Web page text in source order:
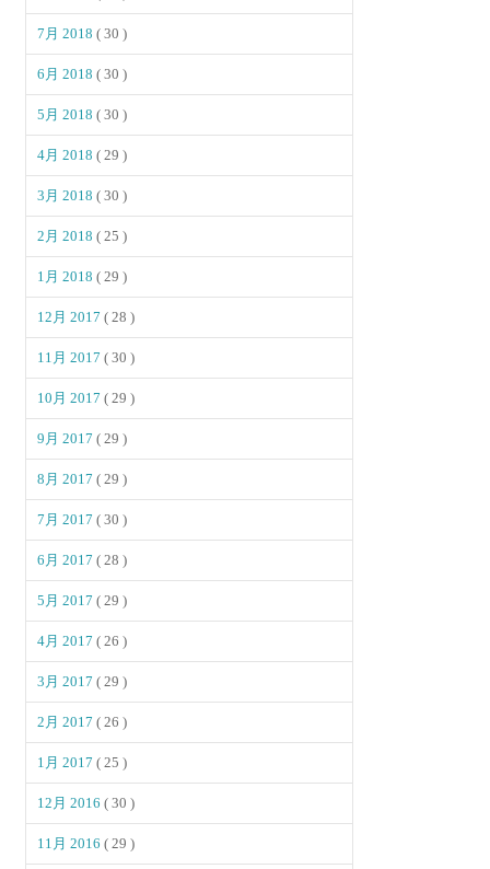
7月 2018( 30 )
6月 2018( 30 )
5月 2018( 30 )
4月 2018( 29 )
3月 2018( 30 )
2月 2018( 25 )
1月 2018( 29 )
12月 2017( 28 )
11月 2017( 30 )
10月 2017( 29 )
9月 2017( 29 )
8月 2017( 29 )
7月 2017( 30 )
6月 2017( 28 )
5月 2017( 29 )
4月 2017( 26 )
3月 2017( 29 )
2月 2017( 26 )
1月 2017( 25 )
12月 2016( 30 )
11月 2016( 29 )